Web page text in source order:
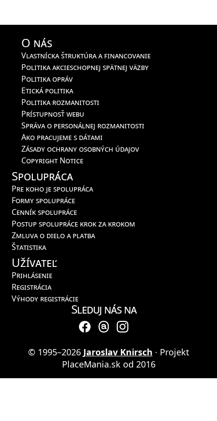
O nás
Vlastnícka štruktúra a financovanie
Politika akcieschopnej spätnej väzby
Politika opráv
Etická politika
Politika rozmanitosti
Prístupnosť webu
Správa o personálnej rozmanitosti
Ako pracujeme s dátami
Zásady ochrany osobných údajov
Copyright Notice
Spolupráca
Pre koho je spolupráca
Formy spolupráce
Cenník spolupráce
Postup spolupráce krok za krokom
Zmluva o dielo a platba
Štatistika
Užívateľ
Prihlásenie
Registrácia
Výhody registrácie
Sleduj nás na
© 1995–2026 Jaroslav Knirsch · Projekt
PlaceMania.sk od 2016